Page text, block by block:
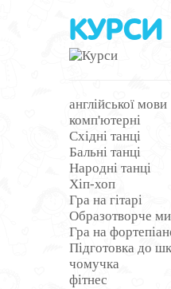
КУРСИ
англійської мови
комп'ютерні
Східні танці
Бальні танці
Народні танці
Хіп-хоп
Гра на гітарі
Образотворче
Гра на
Підготовка до
чомучка
фітнес